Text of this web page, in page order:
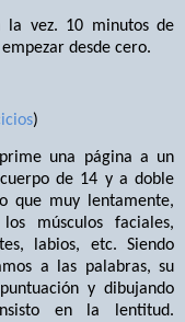
la vez. 10 minutos de
desde cero.
)
una página a un
de 14 y a doble
que muy lentamente,
músculos faciales,
labios, etc. Siendo
a las palabras, su
y dibujando
en la lentitud.